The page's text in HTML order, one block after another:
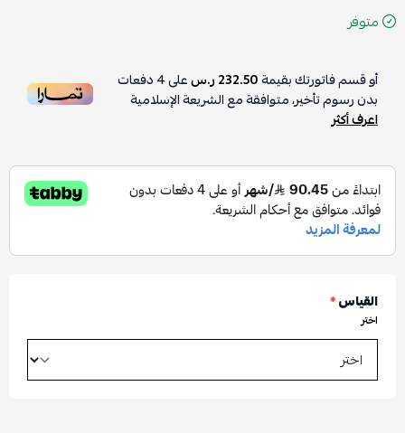
متوفر
أو قسم فاتورتك بقيمة232.50 ر.س على4دفعات
بدون رسوم تأخير، متوافقة مع الشريعة الإسلامية
اعرف أكثر
القياس*
اختر